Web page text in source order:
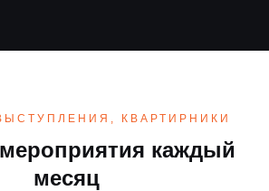
КВАРТИРНИКИ
каждый
месяц